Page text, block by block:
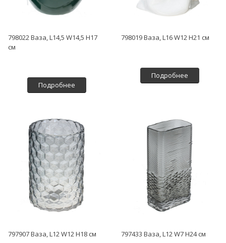
798022 Ваза, L14,5 W14,5 H17
см
Подробнее
798019 Ваза, L16 W12 H21 см
Подробнее
797907 Ваза, L12 W12 H18 см 797433 Ваза, L12 W7 H24 см